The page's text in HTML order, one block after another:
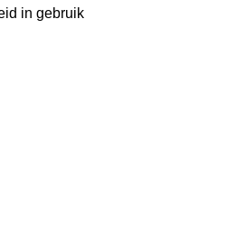
in gebruik